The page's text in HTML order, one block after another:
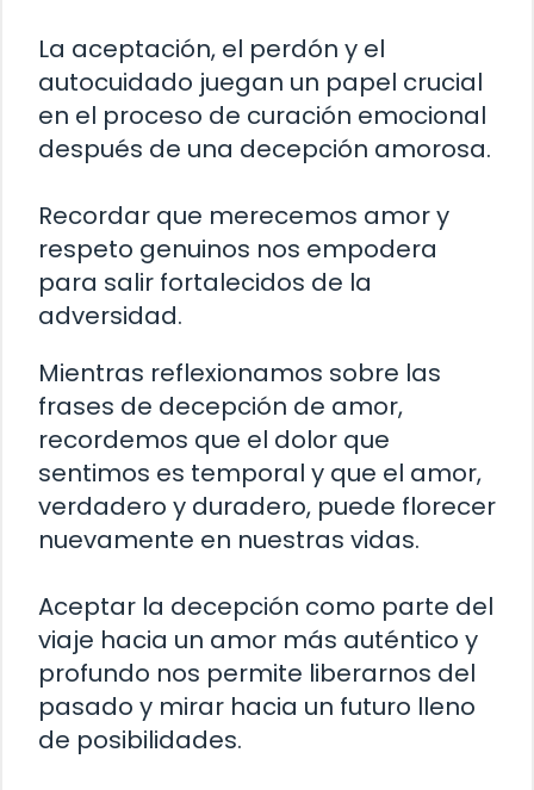
La aceptación, el perdón y el
autocuidado juegan un papel crucial
en el proceso de curación emocional
después de una decepción amorosa.
Recordar que merecemos amor y
respeto genuinos nos empodera
para salir fortalecidos de la
adversidad.
Mientras reflexionamos sobre las
frases de decepción de amor,
recordemos que el dolor que
sentimos es temporal y que el amor,
verdadero y duradero, puede florecer
nuevamente en nuestras vidas.
Aceptar la decepción como parte del
viaje hacia un amor más auténtico y
profundo nos permite liberarnos del
pasado y mirar hacia un futuro lleno
de posibilidades.